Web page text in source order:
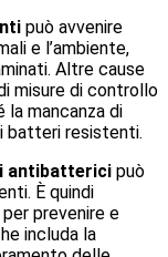
può avvenire
e l’ambiente,
Altre cause
misure di controllo
la mancanza di
batteri resistenti.
antibatterici può
È quindi
prevenire e
includa la